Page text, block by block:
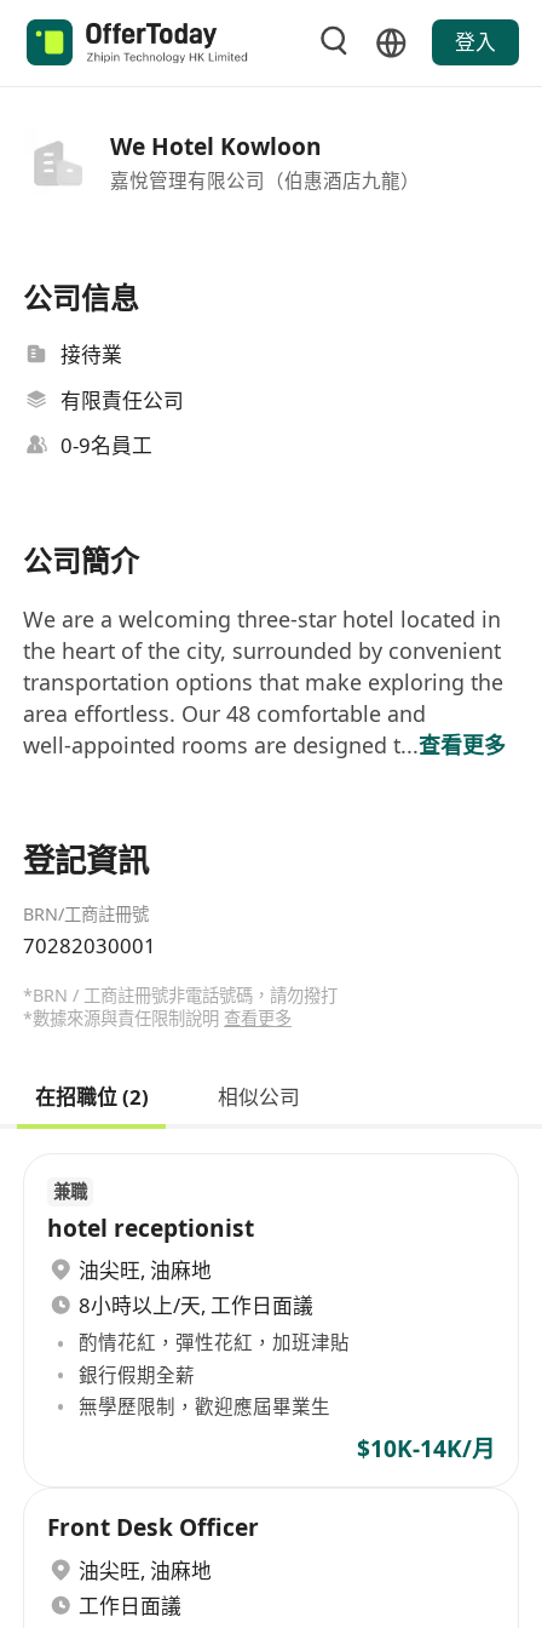
登入
We Hotel Kowloon
嘉悅管理有限公司（伯惠酒店九龍）
公司信息
接待業
有限責任公司
0-9名員工
公司簡介
We are a welcoming three‑star hotel located in
the heart of the city, surrounded by convenient
transportation options that make exploring the
area effortless. Our 48 comfortable and
well‑appointed rooms are designed t...查看更多
登記資訊
BRN/工商註冊號
70282030001
*BRN / 工商註冊號非電話號碼，請勿撥打
*數據來源與責任限制說明 查看更多
在招職位 (2) 相似公司
兼職
hotel receptionist
油尖旺, 油麻地
8小時以上/天, 工作日面議
酌情花紅，彈性花紅，加班津貼
銀行假期全薪
無學歷限制，歡迎應屆畢業生
$10K-14K/月
Front Desk Officer
油尖旺, 油麻地
工作日面議